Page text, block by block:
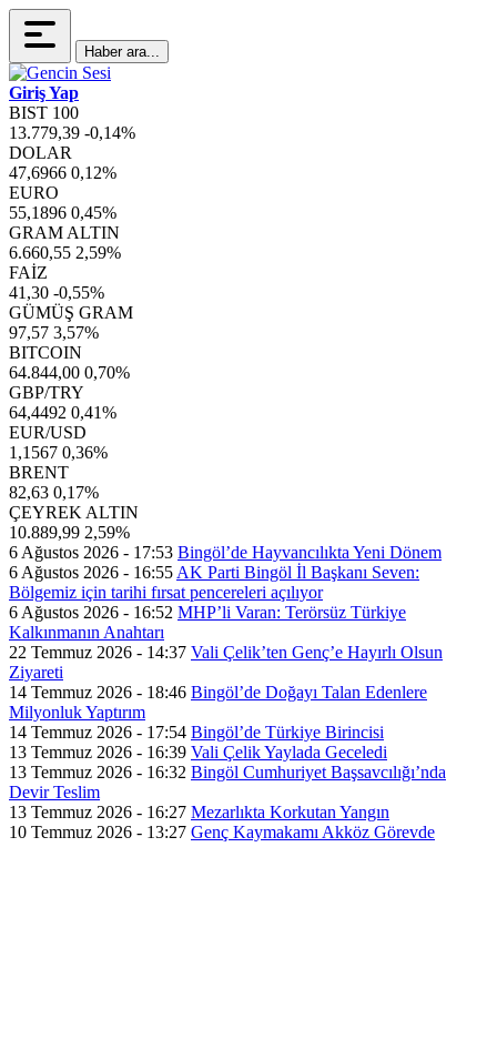
Haber ara...
Giriş Yap
BIST 100
13.779,39 -0,14%
DOLAR
47,6966 0,12%
EURO
55,1896 0,45%
GRAM ALTIN
6.660,55 2,59%
FAİZ
41,30 -0,55%
GÜMÜŞ GRAM
97,57 3,57%
BITCOIN
64.844,00 0,70%
GBP/TRY
64,4492 0,41%
EUR/USD
1,1567 0,36%
BRENT
82,63 0,17%
ÇEYREK ALTIN
10.889,99 2,59%
6 Ağustos 2026 - 17:53 Bingöl’de Hayvancılıkta Yeni Dönem
6 Ağustos 2026 - 16:55 AK Parti Bingöl İl Başkanı Seven:
Bölgemiz için tarihi fırsat pencereleri açılıyor
6 Ağustos 2026 - 16:52 MHP’li Varan: Terörsüz Türkiye
Kalkınmanın Anahtarı
22 Temmuz 2026 - 14:37 Vali Çelik’ten Genç’e Hayırlı Olsun
Ziyareti
14 Temmuz 2026 - 18:46 Bingöl’de Doğayı Talan Edenlere
Milyonluk Yaptırım
14 Temmuz 2026 - 17:54 Bingöl’de Türkiye Birincisi
13 Temmuz 2026 - 16:39 Vali Çelik Yaylada Geceledi
13 Temmuz 2026 - 16:32 Bingöl Cumhuriyet Başsavcılığı’nda
Devir Teslim
13 Temmuz 2026 - 16:27 Mezarlıkta Korkutan Yangın
10 Temmuz 2026 - 13:27 Genç Kaymakamı Akköz Görevde